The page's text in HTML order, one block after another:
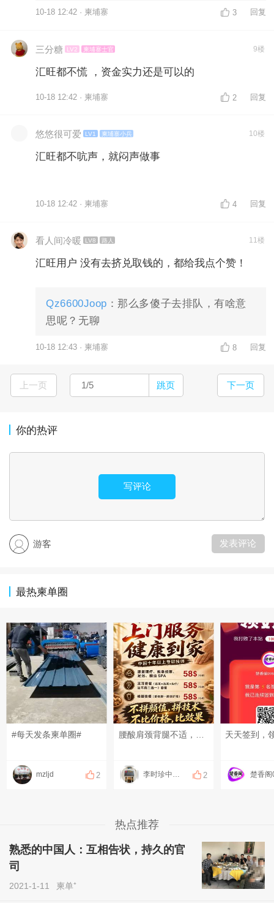
10-18 12:42 · 柬埔寨 3 回复
三分糖 LV2 柬埔寨士官 9楼
汇旺都不慌 ，资金实力还是可以的
10-18 12:42 · 柬埔寨 2 回复
悠悠很可爱 LV1 柬埔寨小兵 10楼
汇旺都不吭声，就闷声做事
10-18 12:42 · 柬埔寨 4 回复
看人间冷暖 LV8 路人 11楼
汇旺用户 没有去挤兑取钱的，都给我点个赞！
Qz6600Joop ：那么多傻子去排队，有啥意
思呢？无聊
10-18 12:43 · 柬埔寨 8 回复
上一页 跳页 下一页
你的热评
写评论
游客 发表评论
最热柬单圈
#每天发条柬单圈#
mzljd 2 李时珍中医理疗 2
热点推荐
熟悉的中国人：互相告状，持久的官
司
2021-1-11 柬单⁺